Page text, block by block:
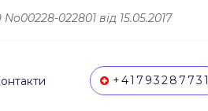
022801 від 15.05.2017
+41793287731